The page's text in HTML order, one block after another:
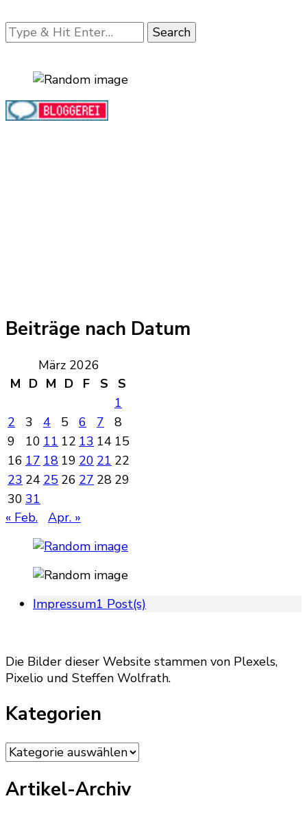
Looking
for
Beiträge nach Datum
März 2026
M D M D F S
S
1
2
3 4 5 6 7
8
9
10 11 12 13 14 15
16 17 18 19 20 21 22
23 24 25 26 27 28 29
30 31
« Feb.
Apr. »
Impressum1 Post(s)
Die Bilder dieser Website stammen von Plexels,
Pixelio und Steffen Wolfrath.
Kategorien
Kategorien
Artikel-Archiv